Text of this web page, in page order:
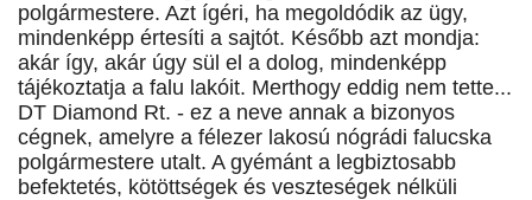
polgármestere. Azt ígéri, ha megoldódik az ügy,
mindenképp értesíti a sajtót. Később azt mondja:
akár így, akár úgy sül el a dolog, mindenképp
tájékoztatja a falu lakóit. Merthogy eddig nem tette...
DT Diamond Rt. - ez a neve annak a bizonyos
cégnek, amelyre a félezer lakosú nógrádi falucska
polgármestere utalt. A gyémánt a legbiztosabb
befektetés, kötöttségek és veszteségek nélküli